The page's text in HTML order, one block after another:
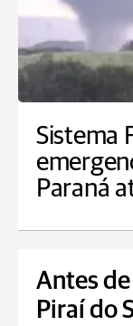
Sistema
Paraná
Antes
Piraí do